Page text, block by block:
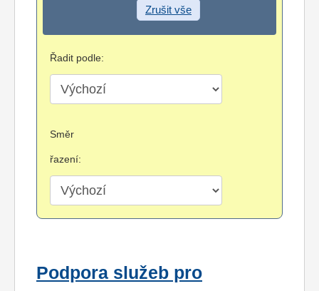
Zrušit vše
Řadit podle:
Směr
řazení:
Podpora služeb pro